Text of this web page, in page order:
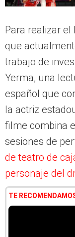
Para realizar
que
trabajo de
Yerma, una
español que
la actriz
filme combina
sesiones de
de teatro de
personaje del
TE